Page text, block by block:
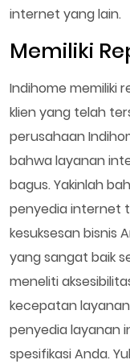
internet yang lain.
Memiliki
Indihome memiliki
klien yang telah
perusahaan
bahwa layanan
bagus. Yakinlah
penyedia internet
kesuksesan bisnis
yang sangat baik
meneliti
kecepatan
penyedia layanan
spesifikasi Anda.